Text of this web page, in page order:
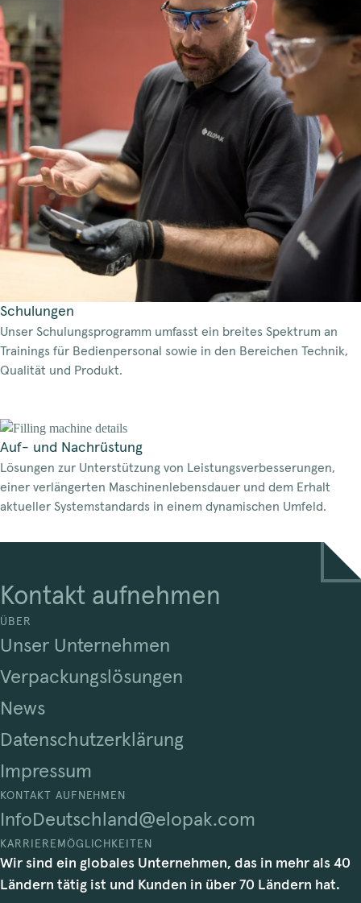
Schulungen
Unser Schulungsprogramm umfasst ein breites Spektrum an
Trainings für Bedienpersonal sowie in den Bereichen Technik,
Qualität und Produkt.
Auf- und Nachrüstung
Lösungen zur Unterstützung von Leistungsverbesserungen,
einer verlängerten Maschinenlebensdauer und dem Erhalt
aktueller Systemstandards in einem dynamischen Umfeld.
Kontakt aufnehmen
ÜBER
Unser Unternehmen
Verpackungslösungen
News
Datenschutzerklärung
Impressum
KONTAKT AUFNEHMEN
InfoDeutschland@elopak.com
KARRIEREMÖGLICHKEITEN
Wir sind ein globales Unternehmen, das in mehr als 40
Ländern tätig ist und Kunden in über 70 Ländern hat.